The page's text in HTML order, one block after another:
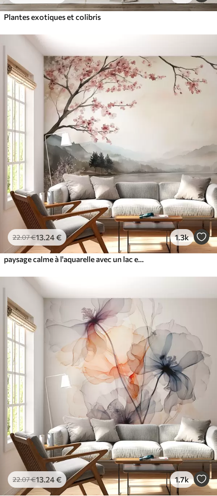
Plantes exotiques et colibris
22.07€13 .24€ 1.3k
22.07€13 .24€ 1.7k